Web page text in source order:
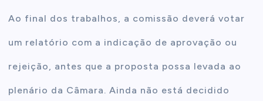
Ao final dos trabalhos, a comissão deverá votar
um relatório com a indicação de aprovação ou
rejeição, antes que a proposta possa levada ao
plenário da Câmara. Ainda não está decidido